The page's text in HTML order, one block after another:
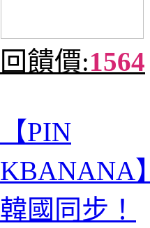
回饋價:1564
【PIN​​​​​​
KBANANA
韓國同步！